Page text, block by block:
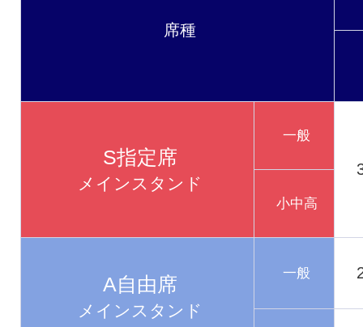
席種
S指定席
メインスタンド
一般
小中高
A自由席
メインスタンド
一般